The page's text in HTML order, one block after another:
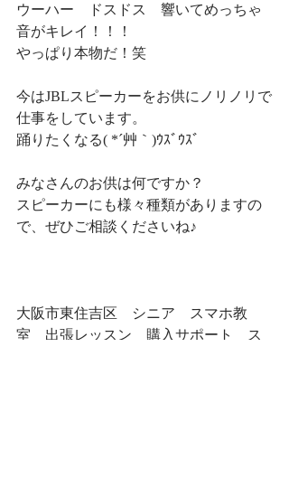
ウーハー　ドスドス　響いてめっちゃ
音がキレイ！！！
やっぱり本物だ！笑
今はJBLスピーカーをお供にノリノリで
仕事をしています。
踊りたくなる( *´艸｀)ｳｽﾞｳｽﾞ
みなさんのお供は何ですか？
スピーカーにも様々種類がありますの
で、ぜひご相談くださいね♪
大阪市東住吉区　シニア　スマホ教
室　出張レッスン　購入サポート　ス